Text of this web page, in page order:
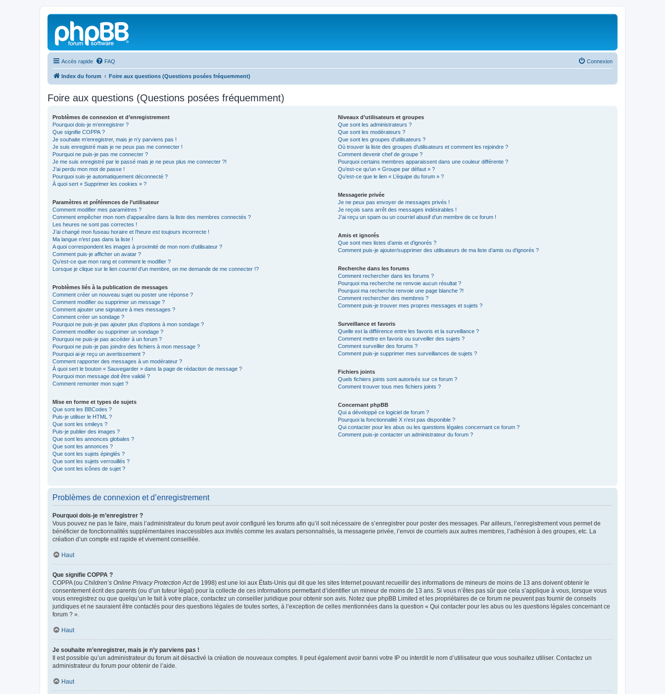
Accès rapide FAQ Connexion
Index du forum Foire aux questions (Questions posées fréquemment)
Foire aux questions (Questions posées fréquemment)
Problèmes de connexion et d’enregistrement
Pourquoi dois-je m’enregistrer ?
Que signifie COPPA ?
Je souhaite m’enregistrer, mais je n’y parviens pas !
Je suis enregistré mais je ne peux pas me connecter !
Pourquoi ne puis-je pas me connecter ?
Je me suis enregistré par le passé mais je ne peux plus me connecter ?!
J’ai perdu mon mot de passe !
Pourquoi suis-je automatiquement déconnecté ?
À quoi sert « Supprimer les cookies » ?
Paramètres et préférences de l’utilisateur
Comment modifier mes paramètres ?
Comment empêcher mon nom d’apparaître dans la liste des membres connectés ?
Les heures ne sont pas correctes !
J’ai changé mon fuseau horaire et l’heure est toujours incorrecte !
Ma langue n’est pas dans la liste !
A quoi correspondent les images à proximité de mon nom d’utilisateur ?
Comment puis-je afficher un avatar ?
Qu’est-ce que mon rang et comment le modifier ?
Lorsque je clique sur le lien courrield’un membre, on me demande de me connecter !?
Problèmes liés à la publication de messages
Comment créer un nouveau sujet ou poster une réponse ?
Comment modifier ou supprimer un message ?
Comment ajouter une signature à mes messages ?
Comment créer un sondage ?
Pourquoi ne puis-je pas ajouter plus d’options à mon sondage ?
Comment modifier ou supprimer un sondage ?
Pourquoi ne puis-je pas accéder à un forum ?
Pourquoi ne puis-je pas joindre des fichiers à mon message ?
Pourquoi ai-je reçu un avertissement ?
Comment rapporter des messages à un modérateur ?
À quoi sert le bouton « Sauvegarder » dans la page de rédaction de message ?
Pourquoi mon message doit être validé ?
Comment remonter mon sujet ?
Mise en forme et types de sujets
Que sont les BBCodes ?
Puis-je utiliser le HTML ?
Que sont les smileys ?
Puis-je publier des images ?
Que sont les annonces globales ?
Que sont les annonces ?
Que sont les sujets épinglés ?
Que sont les sujets verrouillés ?
Que sont les icônes de sujet ?
Niveaux d’utilisateurs et groupes
Que sont les administrateurs ?
Que sont les modérateurs ?
Que sont les groupes d’utilisateurs ?
Où trouver la liste des groupes d’utilisateurs et comment les rejoindre ?
Comment devenir chef de groupe ?
Pourquoi certains membres apparaissent dans une couleur différente ?
Qu’est-ce qu’un « Groupe par défaut » ?
Qu’est-ce que le lien « L’équipe du forum » ?
Messagerie privée
Je ne peux pas envoyer de messages privés !
Je reçois sans arrêt des messages indésirables !
J’ai reçu un spam ou un courriel abusif d’un membre de ce forum !
Amis et ignorés
Que sont mes listes d’amis et d’ignorés ?
Comment puis-je ajouter/supprimer des utilisateurs de ma liste d’amis ou d’ignorés ?
Recherche dans les forums
Comment rechercher dans les forums ?
Pourquoi ma recherche ne renvoie aucun résultat ?
Pourquoi ma recherche renvoie une page blanche ?!
Comment rechercher des membres ?
Comment puis-je trouver mes propres messages et sujets ?
Surveillance et favoris
Quelle est la différence entre les favoris et la surveillance ?
Comment mettre en favoris ou surveiller des sujets ?
Comment surveiller des forums ?
Comment puis-je supprimer mes surveillances de sujets ?
Fichiers joints
Quels fichiers joints sont autorisés sur ce forum ?
Comment trouver tous mes fichiers joints ?
Concernant phpBB
Qui a développé ce logiciel de forum ?
Pourquoi la fonctionnalité X n’est pas disponible ?
Qui contacter pour les abus ou les questions légales concernant ce forum ?
Comment puis-je contacter un administrateur du forum ?
Problèmes de connexion et d’enregistrement
Pourquoi dois-je m’enregistrer ?
Vous pouvez ne pas le faire, mais l’administrateur du forum peut avoir configuré les forums afin qu’il soit nécessaire de s’enregistrer pour poster des messages. Par ailleurs, l’enregistrement vous permet de
bénéficier de fonctionnalités supplémentaires inaccessibles aux invités comme les avatars personnalisés, la messagerie privée, l’envoi de courriels aux autres membres, l’adhésion à des groupes, etc. La
création d’un compte est rapide et vivement conseillée.
Haut
Que signifie COPPA ?
COPPA (ou Children’s Online Privacy Protection Actde 1998) est une loi aux États-Unis qui dit que les sites Internet pouvant recueillir des informations de mineurs de moins de 13 ans doivent obtenir le
consentement écrit des parents (ou d’un tuteur légal) pour la collecte de ces informations permettant d’identifier un mineur de moins de 13 ans. Si vous n’êtes pas sûr que cela s’applique à vous, lorsque vous
vous enregistrez ou que quelqu’un le fait à votre place, contactez un conseiller juridique pour obtenir son avis. Notez que phpBB Limited et les propriétaires de ce forum ne peuvent pas fournir de conseils
juridiques et ne sauraient être contactés pour des questions légales de toutes sortes, à l’exception de celles mentionnées dans la question « Qui contacter pour les abus ou les questions légales concernant ce
forum ? ».
Haut
Je souhaite m’enregistrer, mais je n’y parviens pas !
Il est possible qu’un administrateur du forum ait désactivé la création de nouveaux comptes. Il peut également avoir banni votre IP ou interdit le nom d’utilisateur que vous souhaitez utiliser. Contactez un
administrateur du forum pour obtenir de l’aide.
Haut